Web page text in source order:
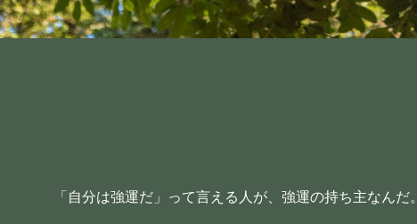
「自分は強運だ」って言える人が、強運の持ち主なんだ。